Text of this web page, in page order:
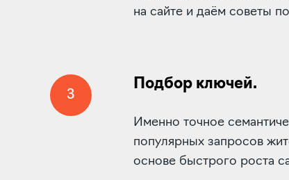
на сайте и даём советы
3
Подбор ключей.
Именно точное
популярных запросов
основе быстрого роста